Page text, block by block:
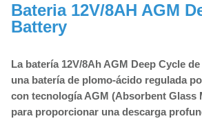
Bateria 12V/8AH AGM
Battery
La batería 12V/8Ah AGM Deep Cycle
una batería de plomo-ácido regulada
con tecnología AGM (Absorbent Glass
para proporcionar una descarga